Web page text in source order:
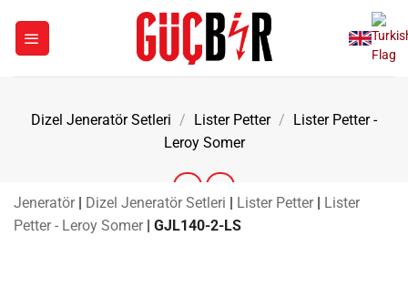
Dizel Jeneratör Setleri / Lister Petter / Lister Petter -
Leroy Somer
Jeneratör | Dizel Jeneratör Setleri | Lister Petter | Lister
Petter - Leroy Somer | GJL140-2-LS